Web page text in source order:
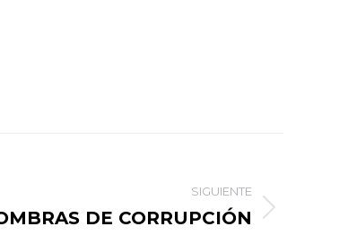
SIGUIENTE
DE CORRUPCIÓN